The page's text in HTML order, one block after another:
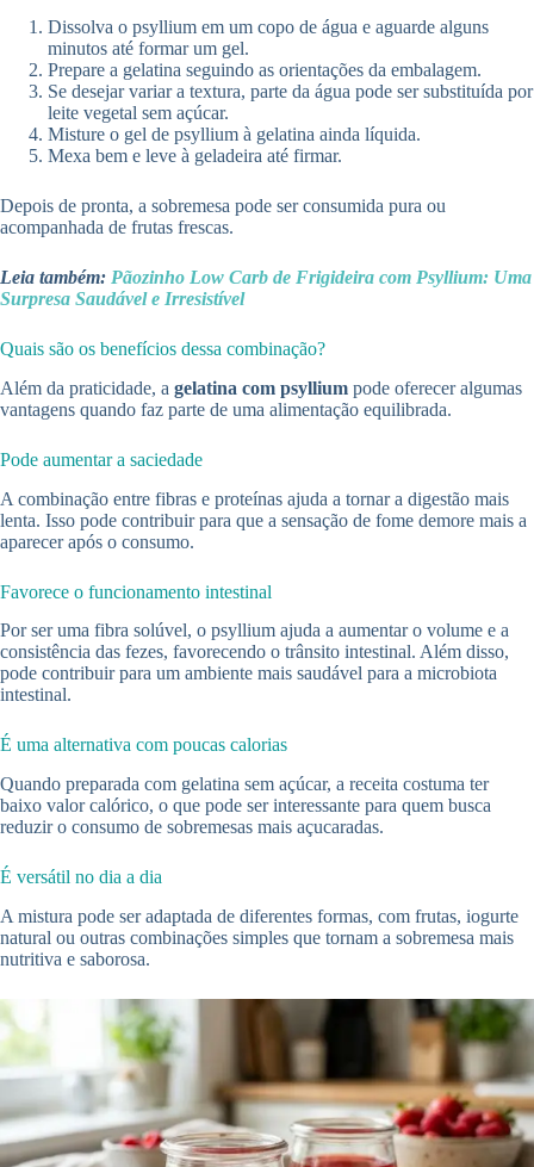
Dissolva o psyllium em um copo de água e aguarde alguns
minutos até formar um gel.
Prepare a gelatina seguindo as orientações da embalagem.
Se desejar variar a textura, parte da água pode ser substituída por
leite vegetal sem açúcar.
Misture o gel de psyllium à gelatina ainda líquida.
Mexa bem e leve à geladeira até firmar.
Depois de pronta, a sobremesa pode ser consumida pura ou
acompanhada de frutas frescas.
Leia também: Pãozinho Low Carb de Frigideira com Psyllium: Uma
Surpresa Saudável e Irresistível
Quais são os benefícios dessa combinação?
Além da praticidade, a gelatina com psyllium pode oferecer algumas
vantagens quando faz parte de uma alimentação equilibrada.
Pode aumentar a saciedade
A combinação entre fibras e proteínas ajuda a tornar a digestão mais
lenta. Isso pode contribuir para que a sensação de fome demore mais a
aparecer após o consumo.
Favorece o funcionamento intestinal
Por ser uma fibra solúvel, o psyllium ajuda a aumentar o volume e a
consistência das fezes, favorecendo o trânsito intestinal. Além disso,
pode contribuir para um ambiente mais saudável para a microbiota
intestinal.
É uma alternativa com poucas calorias
Quando preparada com gelatina sem açúcar, a receita costuma ter
baixo valor calórico, o que pode ser interessante para quem busca
reduzir o consumo de sobremesas mais açucaradas.
É versátil no dia a dia
A mistura pode ser adaptada de diferentes formas, com frutas, iogurte
natural ou outras combinações simples que tornam a sobremesa mais
nutritiva e saborosa.